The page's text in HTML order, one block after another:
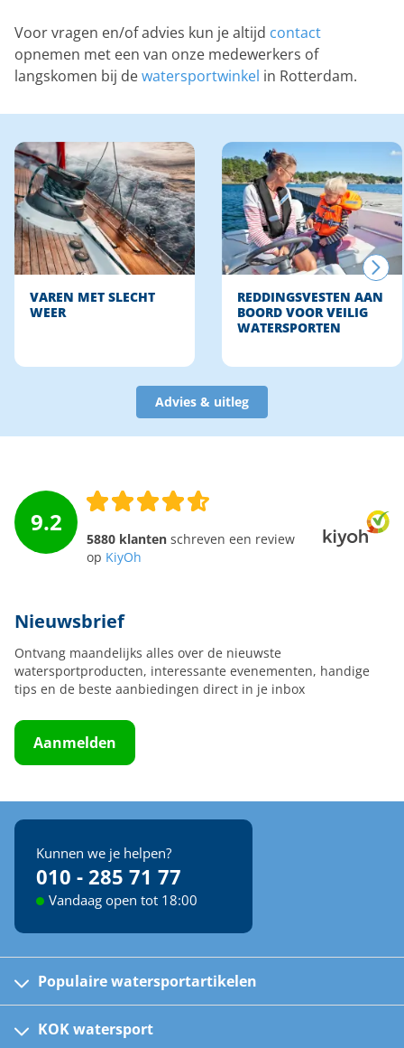
Voor vragen en/of advies kun je altijd contact
opnemen met een van onze medewerkers of
langskomen bij dewatersportwinkel in Rotterdam.
VAREN MET SLECHT
WEER
REDDINGSVESTEN AAN
BOORD VOOR VEILIG
WATERSPORTEN
Advies & uitleg
9.2
5880 klanten schreven een review
op KiyOh
Nieuwsbrief
Ontvang maandelijks alles over de nieuwste
watersportproducten, interessante evenementen, handige
tips en de beste aanbiedingen direct in je inbox
Aanmelden
Kunnen we je helpen?
010 - 285 71 77
Vandaag open tot 18:00
Populaire watersportartikelen
Fusion bootradio's
Kinder reddingsvesten
KOK watersport